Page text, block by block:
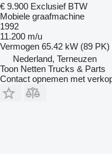
€ 9.900 Exclusief BTW
Mobiele graafmachine
1992
11.200 m/u
Vermogen 65.42 kW (89 PK)
Nederland, Terneuzen
Toon Netten Trucks & Parts
Contact opnemen met